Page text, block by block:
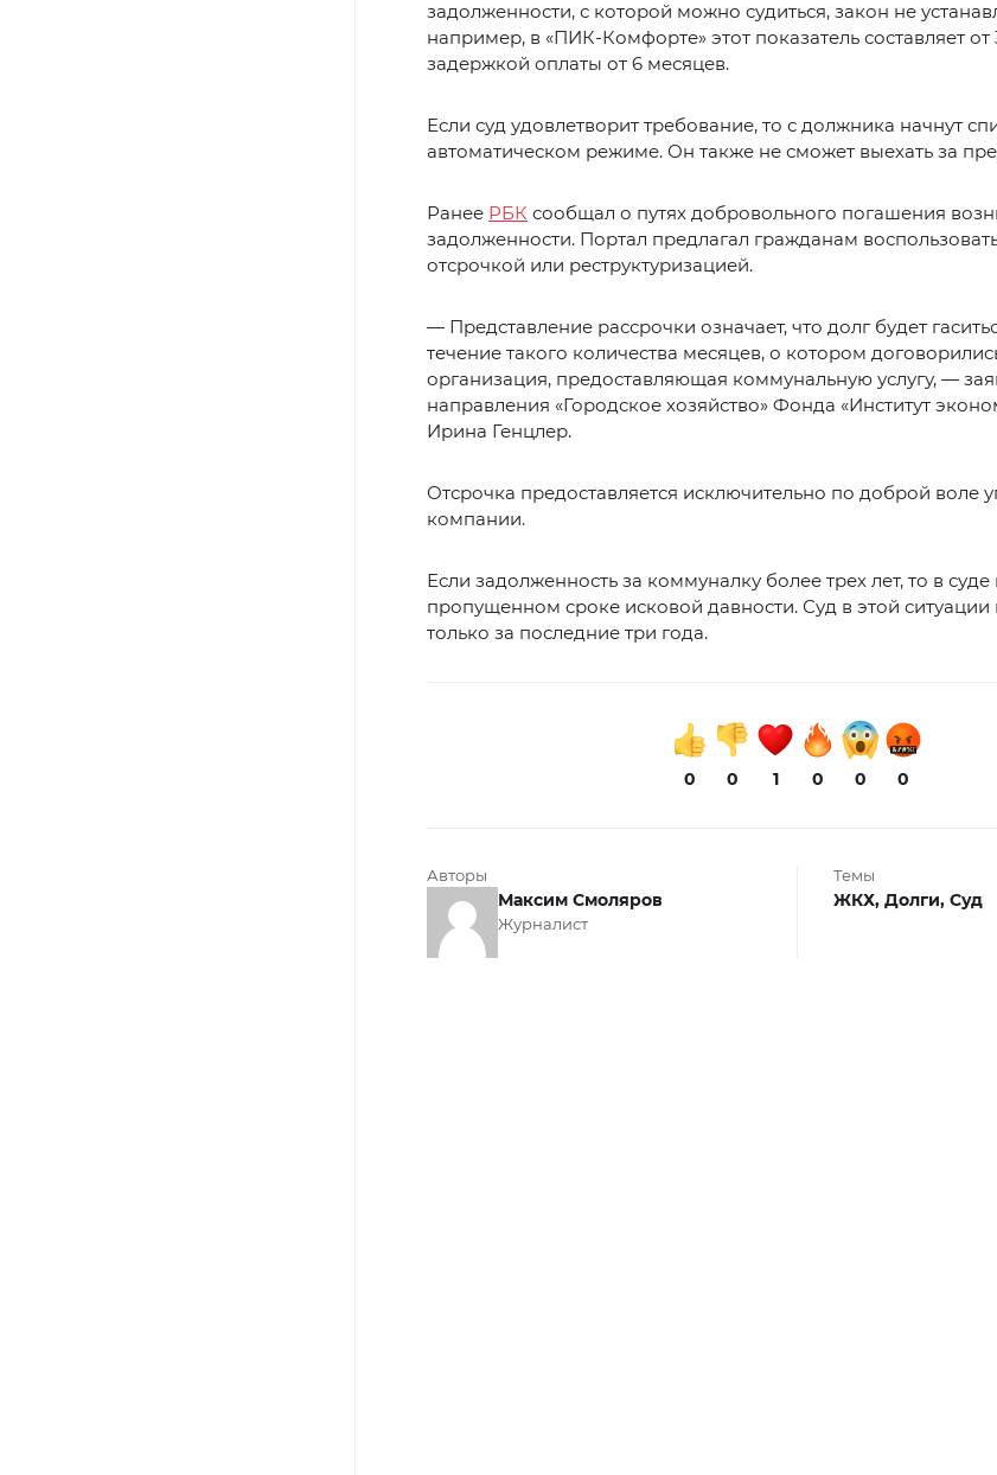
задолженности, с которой можно судиться, закон не
например, в «ПИК-Комфорте» этот показатель составляет от
задержкой оплаты от 6 месяцев.
Если суд удовлетворит требование, то с должника начнут
автоматическом режиме. Он также не сможет выехать за
Ранее РБК сообщал о путях добровольного погашения
задолженности. Портал предлагал гражданам
отсрочкой или реструктуризацией.
— Представление рассрочки означает, что долг будет
течение такого количества месяцев, о котором
организация, предоставляющая коммунальную услугу, —
направления «Городское хозяйство» Фонда «Институт
Ирина Генцлер.
Отсрочка предоставляется исключительно по доброй воле
компании.
Если задолженность за коммуналку более трех лет, то в
пропущенном сроке исковой давности. Суд в этой ситуации
только за последние три года.
0 0 1 0 0 0
Авторы
Максим Смоляров
Журналист
Темы
ЖКХ, Долги, Суд